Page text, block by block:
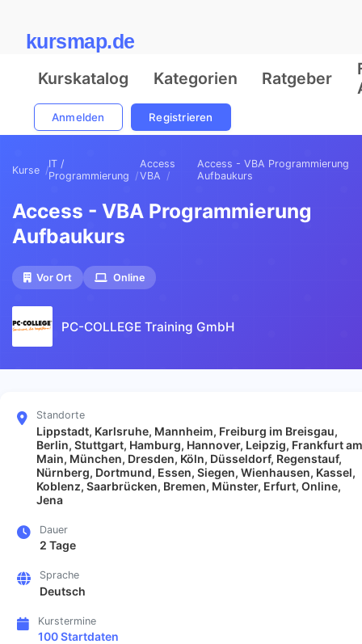
kursmap.de
Kurskatalog Kategorien Ratgeber
Anmelden Registrieren
Kurse
IT /
Programmierung
Access
VBA
Access - VBA Programmierung
Aufbaukurs
Access - VBA Programmierung
Aufbaukurs
Vor Ort Online
PC-COLLEGE Training GmbH
Standorte
Lippstadt, Karlsruhe, Mannheim, Freiburg im Breisgau,
Berlin, Stuttgart, Hamburg, Hannover, Leipzig, Frankfurt am
Main, München, Dresden, Köln, Düsseldorf, Regenstauf,
Nürnberg, Dortmund, Essen, Siegen, Wienhausen, Kassel,
Koblenz, Saarbrücken, Bremen, Münster, Erfurt, Online,
Jena
Dauer
2 Tage
Sprache
Deutsch
Kurstermine
100 Startdaten